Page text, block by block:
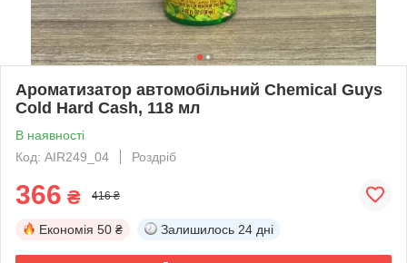
Ароматизатор автомобільний Chemical Guys
Cold Hard Cash, 118 мл
В наявності
Код: AIR249_04
Роздріб
366 ₴ 416 ₴
Економія 50 ₴ Залишилось 24 дні